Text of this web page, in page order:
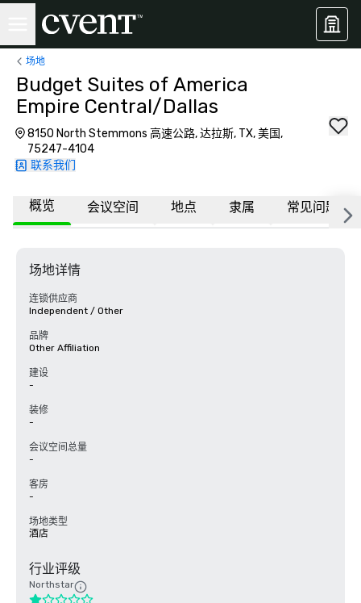
场地
Budget Suites of America
Empire Central/Dallas
8150 North Stemmons 高速公路, 达拉斯, TX, 美国,
75247-4104
联系我们
概览 会议空间 地点 隶属 常见问题
场地详情
连锁供应商
Independent / Other
品牌
Other Affiliation
建设
-
装修
-
会议空间总量
-
客房
-
场地类型
酒店
行业评级
Northstar